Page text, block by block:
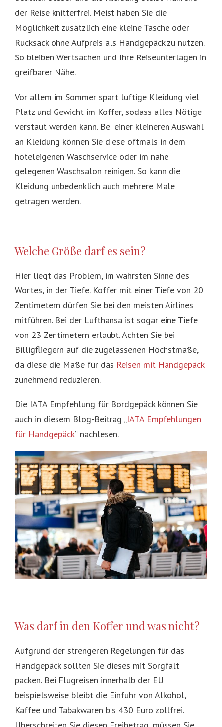
der Reise knitterfrei. Meist haben Sie die
Möglichkeit zusätzlich eine kleine Tasche oder
Rucksack ohne Aufpreis als Handgepäck zu nutzen.
So bleiben Wertsachen und Ihre Reiseunterlagen in
greifbarer Nähe.
Vor allem im Sommer spart luftige Kleidung viel
Platz und Gewicht im Koffer, sodass alles Nötige
verstaut werden kann. Bei einer kleineren Auswahl
an Kleidung können Sie diese oftmals in dem
hoteleigenen Waschservice oder im nahe
gelegenen Waschsalon reinigen. So kann die
Kleidung unbedenklich auch mehrere Male
getragen werden.
Welche Größe darf es sein?
Hier liegt das Problem, im wahrsten Sinne des
Wortes, in der Tiefe. Koffer mit einer Tiefe von 20
Zentimetern dürfen Sie bei den meisten Airlines
mitführen. Bei der Lufthansa ist sogar eine Tiefe
von 23 Zentimetern erlaubt. Achten Sie bei
Billigfliegern auf die zugelassenen Höchstmaße,
da diese die Maße für das Reisen mit Handgepäck
zunehmend reduzieren.
Die IATA Empfehlung für Bordgepäck können Sie
auch in diesem Blog-Beitrag „IATA Empfehlungen
für Handgepäck“ nachlesen.
Was darf in den Koffer und was nicht?
Aufgrund der strengeren Regelungen für das
Handgepäck sollten Sie dieses mit Sorgfalt
packen. Bei Flugreisen innerhalb der EU
beispielsweise bleibt die Einfuhr von Alkohol,
Kaffee und Tabakwaren bis 430 Euro zollfrei.